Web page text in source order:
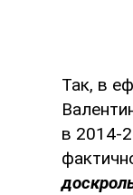
Так, в
в 2014-